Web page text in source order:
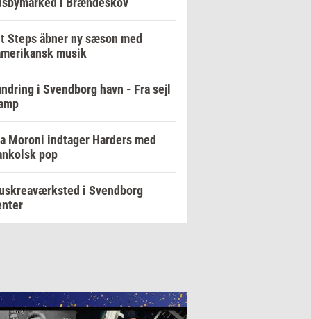
Steps åbner ny sæson med
musik
i Svendborg havn - Fra sejl
Moroni indtager Harders med
pop
i Svendborg